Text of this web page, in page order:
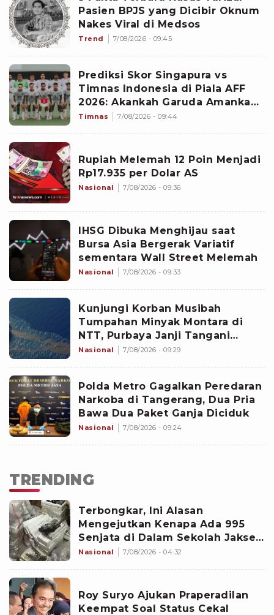
Pasien BPJS yang Dicibir Oknum
Nakes Viral di Medsos
Trend 7/08/2026 - 09:45
Prediksi Skor Singapura vs
Timnas Indonesia di Piala AFF
2026: Akankah Garuda Amankan
Tiket Semifinal?
Timnas 7/08/2026 - 09:44
Rupiah Melemah 12 Poin Menjadi
Rp17.935 per Dolar AS
Nasional 7/08/2026 - 09:36
IHSG Dibuka Menghijau saat
Bursa Asia Bergerak Variatif
sementara Wall Street Melemah
Nasional 7/08/2026 - 09:33
Kunjungi Korban Musibah
Tumpahan Minyak Montara di
NTT, Purbaya Janji Tangani
Dampak Sosial-Ekonomi
Nasional 7/08/2026 - 09:29
Polda Metro Gagalkan Peredaran
Narkoba di Tangerang, Dua Pria
Bawa Dua Paket Ganja Diciduk
Nasional 7/08/2026 - 09:24
TRENDING
Terbongkar, Ini Alasan
Mengejutkan Kenapa Ada 995
Senjata di Dalam Sekolah Jaksel
Sejak 2020
Nasional 7/08/2026 - 04:32
Roy Suryo Ajukan Praperadilan
Keempat Soal Status Cekal